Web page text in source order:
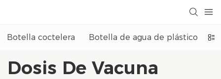
Botella coctelera Botella de agua de plástico
Dosis De Vacuna